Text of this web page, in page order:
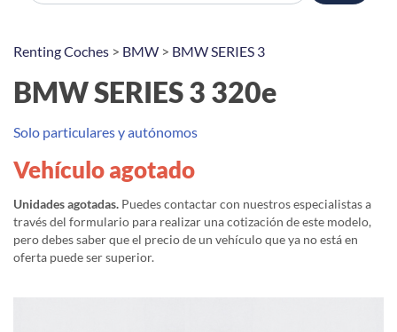
Renting Coches > BMW > BMW SERIES 3
BMW SERIES 3 320e
Solo particulares y autónomos
Vehículo agotado
Unidades agotadas. Puedes contactar con nuestros especialistas a
través del formulario para realizar una cotización de este modelo,
pero debes saber que el precio de un vehículo que ya no está en
oferta puede ser superior.